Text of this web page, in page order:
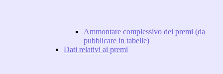
Ammontare complessivo dei premi (da
pubblicare in tabelle)
Dati relativi ai premi